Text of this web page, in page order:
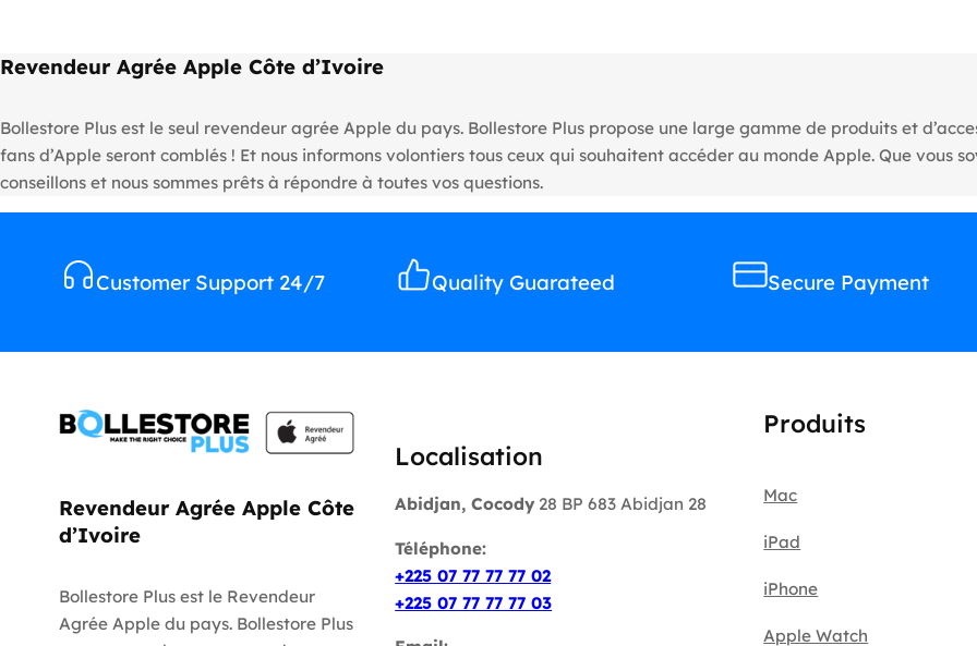
Revendeur Agrée Apple Côte d’Ivoire
Bollestore Plus est le seul revendeur agrée Apple du pays. Bollestore Plus propose une large gamme de produits et
fans d’Apple seront comblés ! Et nous informons volontiers tous ceux qui souhaitent accéder au monde Apple. Que vous
conseillons et nous sommes prêts à répondre à toutes vos questions.
Customer Support 24/7 Quality Guarateed Secure Payment
Revendeur Agrée Apple Côte
d’Ivoire
Bollestore Plus est le Revendeur
Agrée Apple du pays. Bollestore Plus
Localisation
Abidjan, Cocody 28 BP 683 Abidjan 28
Téléphone:
+225 07 77 77 77 02
+225 07 77 77 77 03
Produits
Mac
iPad
iPhone
Apple Watch